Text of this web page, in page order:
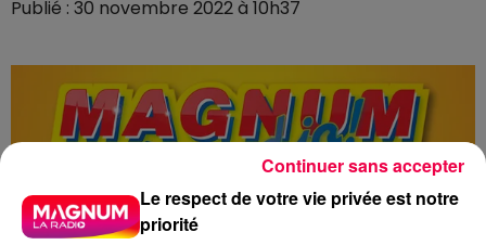
Publié : 30 novembre 2022 à 10h37
Le respect de votre vie privée est notre
priorité
Continuer sans accepter